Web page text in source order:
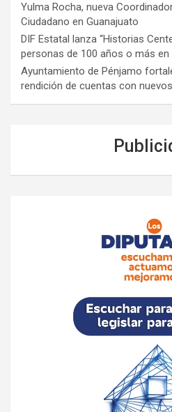
Yulma Rocha, nueva
Ciudadano en Guanajuato
DIF Estatal lanza “Historias
personas de 100 años o más en
Ayuntamiento de Pénjamo
rendición de cuentas con